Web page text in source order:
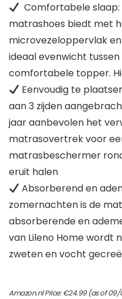
Comfortabele
matrashoes biedt met
microvezeloppervlak
ideaal evenwicht
comfortabele topper.
Eenvoudig te
aan 3 zijden
jaar aanbevolen het
matrasovertrek voor
matrasbeschermer
eruit halen
Absorberend en
zomernachten is de
absorberende en
van Lileno Home wordt
zweten en vocht
Amazon.nl Price:€24.99(as of 09/